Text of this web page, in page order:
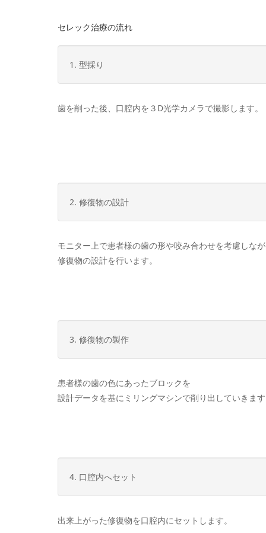
セレック治療の流れ
1. 型採り
歯を削った後、口腔内を３D光学カメラで撮影します。
2. 修復物の設計
モニター上で患者様の歯の形や咬み合わせを考慮しな
修復物の設計を行います。
3. 修復物の製作
患者様の歯の色にあったブロックを
設計データを基にミリングマシンで削り出していきま
4. 口腔内へセット
出来上がった修復物を口腔内にセットします。